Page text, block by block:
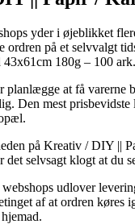
yder i øjeblikket
ordren på et selvvalgt
180g – 100 ark.
planlægge at få varerne
Den mest
på Kreativ / DIY ||
det selvsagt klogt at du
udlover
af at ordren køres